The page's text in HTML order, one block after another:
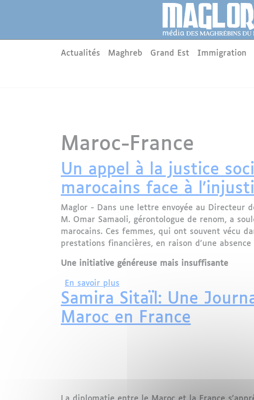
Main menu
Actualités Maghreb Grand Est Immigration
Maroc-France
Un appel à la justice
marocains face à
Maglor - Dans une lettre envoyée au Directeur
M. Omar Samaoli, gérontologue de renom, a
marocains. Ces femmes, qui ont souvent vécu
prestations financières, en raison d'une
Une initiative généreuse mais insuffisante
En savoir plus
Samira Sitaïl: Une
Maroc en France